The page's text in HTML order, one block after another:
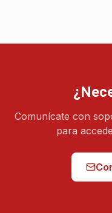
Comunícate con
para